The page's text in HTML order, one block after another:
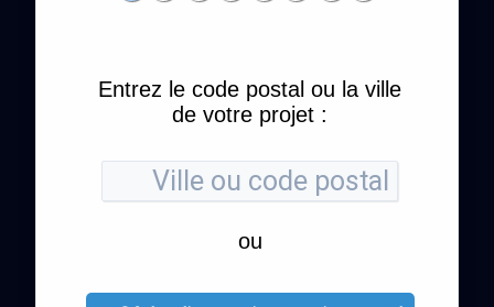
Entrez le code postal ou la ville
de votre projet :
ou